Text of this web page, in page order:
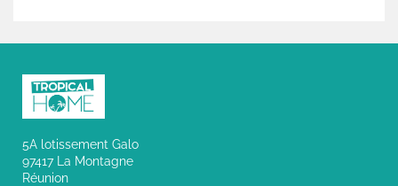
5A lotissement Galo
97417 La Montagne
Réunion